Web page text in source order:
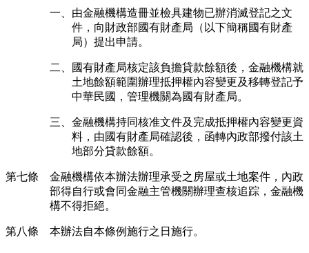
一、由金融機構造冊並檢具建物已辦消滅登記之文
件，向財政部國有財產局（以下簡稱國有財產
局）提出申請。
二、國有財產局核定該負擔貸款餘額後，金融機構就
土地餘額範圍辦理抵押權內容變更及移轉登記予
中華民國，管理機關為國有財產局。
三、金融機構持同核准文件及完成抵押權內容變更資
料，由國有財產局確認後，函轉內政部撥付該土
地部分貸款餘額。
第七條 金融機構依本辦法辦理承受之房屋或土地案件，內政
部得自行或會同金融主管機關辦理查核追踪，金融機
構不得拒絕。
第八條 本辦法自本條例施行之日施行。